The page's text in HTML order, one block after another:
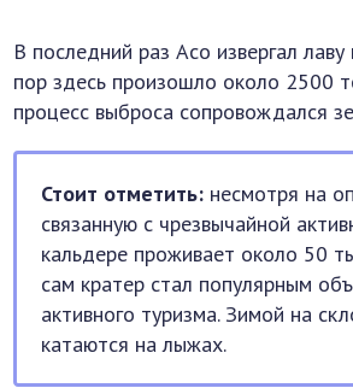
В последний раз Асо извергал
пор здесь произошло около 2500
процесс выброса сопровождался
Стоит отметить: несмотря на
связанную с чрезвычайной
кальдере проживает около 50
сам кратер стал популярным
активного туризма. Зимой на
катаются на лыжах.